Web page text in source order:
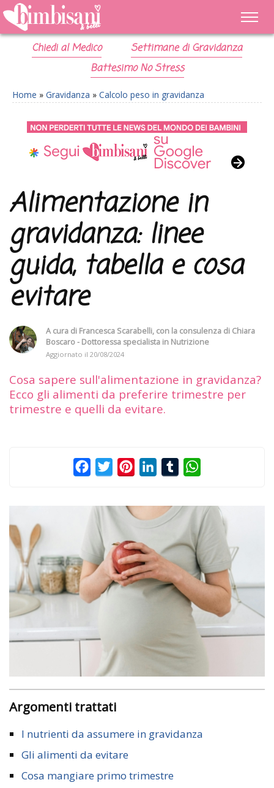
Chiedi al Medico
Settimane di Gravidanza
Battesimo No Stress
Home » Gravidanza » Calcolo peso in gravidanza
Alimentazione in
gravidanza: linee
guida, tabella e cosa
evitare
A cura di Francesca Scarabelli, con la consulenza di Chiara
Boscaro - Dottoressa specialista in Nutrizione
Aggiornato il 20/08/2024
Cosa sapere sull'alimentazione in gravidanza?
Ecco gli alimenti da preferire trimestre per
trimestre e quelli da evitare.
FacebookTwitterPinterestLinkedInTumblr
Argomenti trattati
I nutrienti da assumere in gravidanza
Gli alimenti da evitare
Cosa mangiare primo trimestre